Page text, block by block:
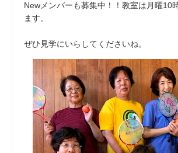
Newメンバーも募集中！！教室は月曜10
ます。
ぜひ見学にいらしてくださいね。